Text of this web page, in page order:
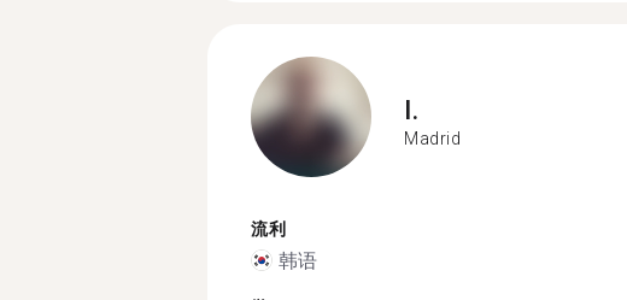
I.
Madrid
流利
韩语